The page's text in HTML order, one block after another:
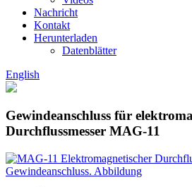
Nachricht
Kontakt
Herunterladen
Datenblätter
English
Gewindeanschluss für
Durchflussmesser MAG-11